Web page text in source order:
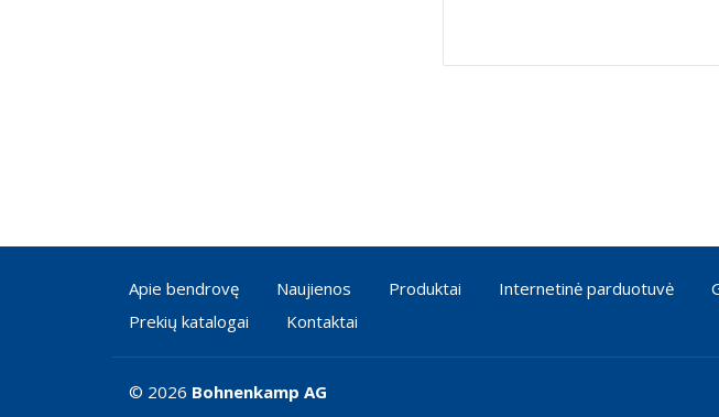
Apie bendrovę Naujienos Produktai Internetinė parduotuvė
Prekių katalogai
Kontaktai
© 2026 Bohnenkamp AG